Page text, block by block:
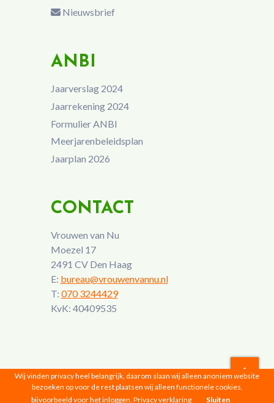
Nieuwsbrief
ANBI
Jaarverslag 2024
Jaarrekening 2024
Formulier ANBI
Meerjarenbeleidsplan
Jaarplan 2026
CONTACT
Vrouwen van Nu
Moezel 17
2491 CV Den Haag
E: bureau@vrouwenvannu.nl
T: 070 3244429
KvK: 40409535
Vrouwen van Nu © 2026 |Privacyverklaring
Wij vinden privacy heel belangrijk, daarom slaan wij alleen anoniem website
bezoeken op voor de rest plaatsen wij alleen functionele cookies,
bijvoorbeeld voor het inloggen. Privacy verklaring Sluiten